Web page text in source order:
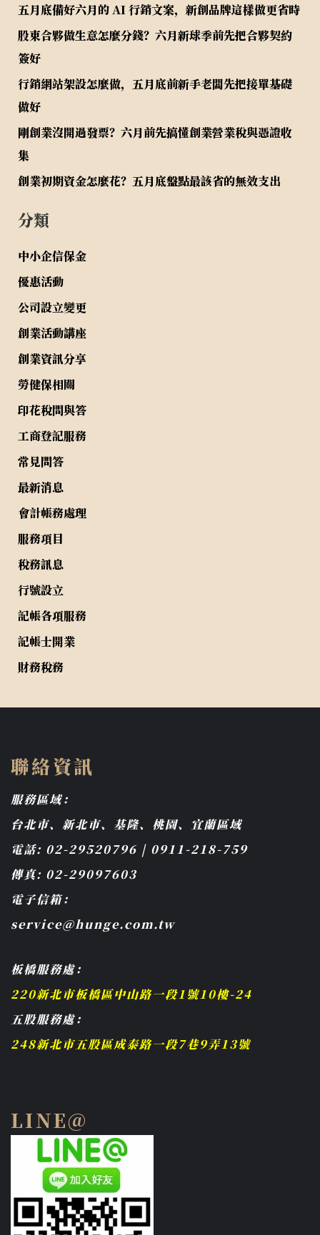
五月底備好六月的 AI 行銷文案，新創品牌這樣做更省時
股東合夥做生意怎麼分錢？六月新球季前先把合夥契約
簽好
行銷網站架設怎麼做，五月底前新手老闆先把接單基礎
做好
剛創業沒開過發票？六月前先搞懂創業營業稅與憑證收
集
創業初期資金怎麼花？五月底盤點最該省的無效支出
分類
中小企信保金
優惠活動
公司設立變更
創業活動講座
創業資訊分享
勞健保相關
印花稅問與答
工商登記服務
常見問答
最新消息
會計帳務處理
服務項目
稅務訊息
行號設立
記帳各項服務
記帳士開業
財務稅務
聯絡資訊
服務區域：
台北市、新北市、基隆、桃園、宜蘭區域
電話: 02-29520796 | 0911-218-759
傳真: 02-29097603
電子信箱：
service@hunge.com.tw
板橋服務處：
220新北市板橋區中山路一段1號10樓-24
五股服務處：
248新北市五股區成泰路一段7巷9弄13號
LINE@